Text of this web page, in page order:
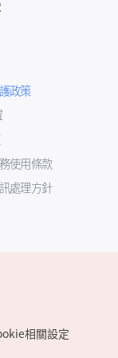
政策
使用條款
處理方針
相關設定